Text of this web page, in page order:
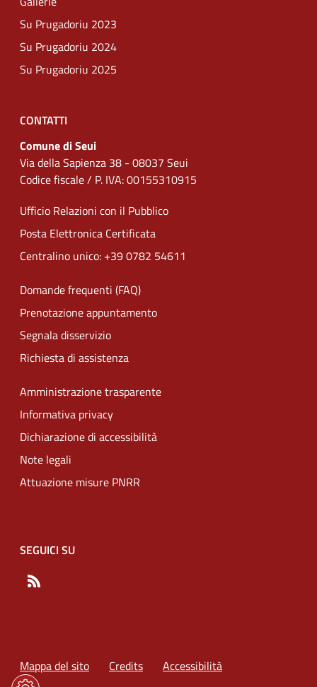
Su Prugadoriu 2023
Su Prugadoriu 2024
Su Prugadoriu 2025
CONTATTI
Comune di Seui
Via della Sapienza 38 - 08037 Seui
Codice fiscale / P. IVA: 00155310915
Ufficio Relazioni con il Pubblico
Posta Elettronica Certificata
Centralino unico: +39 0782 54611
Domande frequenti (FAQ)
Prenotazione appuntamento
Segnala disservizio
Richiesta di assistenza
Amministrazione trasparente
Informativa privacy
Dichiarazione di accessibilità
Note legali
Attuazione misure PNRR
SEGUICI SU
Mappa del sito Credits Accessibilità